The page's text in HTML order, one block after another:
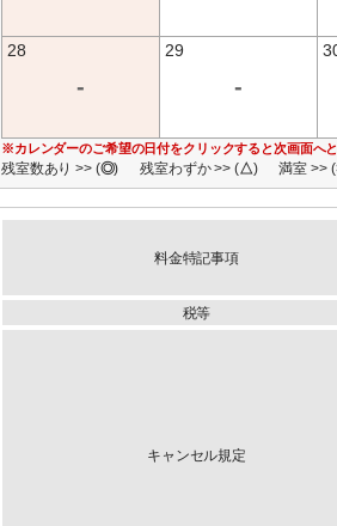
28
-
29
-
※カレンダーのご希望の日付をクリックすると次画面へと
残室数あり >> (◎) 残室わずか >> (△) 満室 >> (
料金特記事項
税等
キャンセル規定